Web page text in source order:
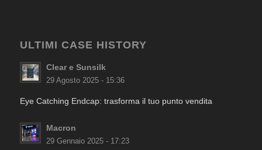
ULTIMI CASE HISTORY
Clear e Sunsilk
29 Agosto 2025 - 15:36
Eye Catching Endcap: trasforma il tuo punto vendita
Macron
29 Gennaio 2025 - 17:23